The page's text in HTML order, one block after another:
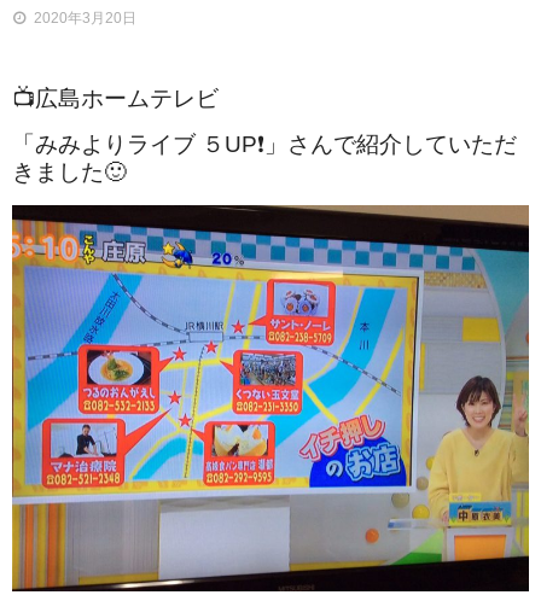
2020年3月20日
📺広島ホームテレビ
「みみよりライブ ５UP❗️」さんで紹介していただ
きました🙂